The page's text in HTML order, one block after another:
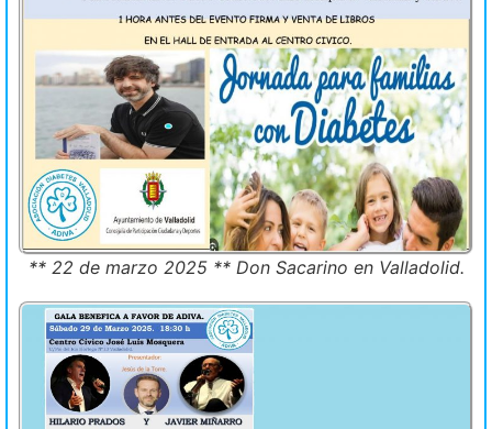
** 22 de marzo 2025 ** Don Sacarino en Valladolid.